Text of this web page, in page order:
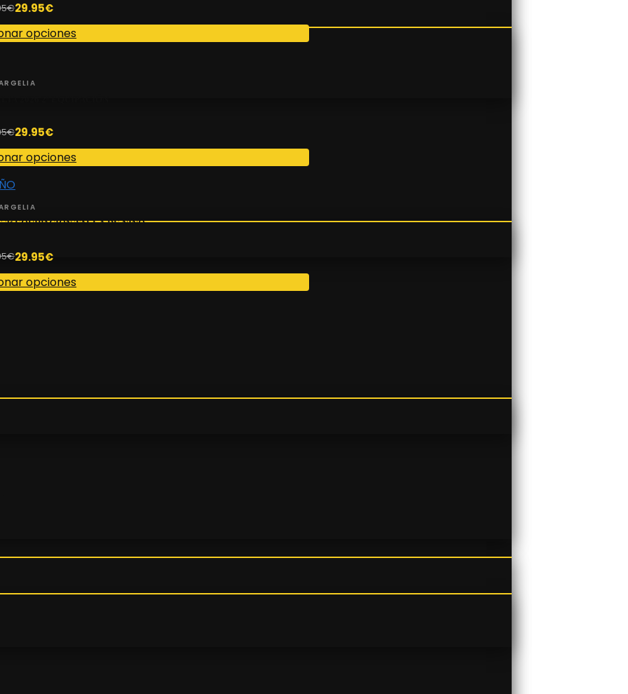
€29.95€
opciones
€29.95€
opciones
EQUIPACIÓN TALLA DE NIÑO
€29.95€
opciones